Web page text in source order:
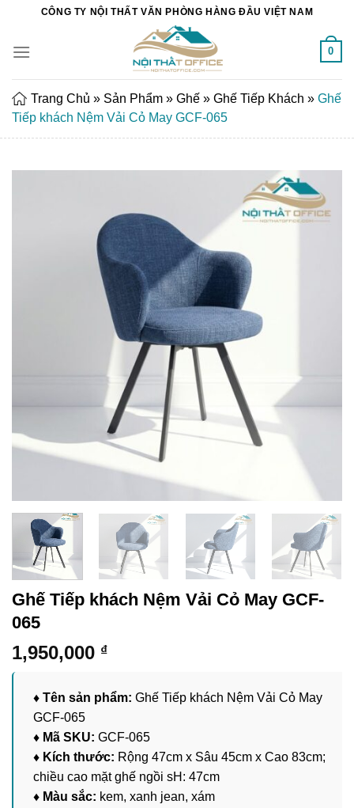
Chuyển
nội
CÔNG TY NỘI THẤT VĂN PHÒNG HÀNG ĐẦU VIỆT NAM
0
Trang Chủ » Sản Phẩm » Ghế » Ghế Tiếp Khách » Ghế
Tiếp khách Nệm Vải Cỏ May GCF-065
Ghế Tiếp khách Nệm Vải Cỏ May GCF-
065
1,950,000 ₫
♦ Tên sản phẩm: Ghế Tiếp khách Nệm Vải Cỏ May
GCF-065
♦ Mã SKU: GCF-065
♦ Kích thước: Rộng 47cm x Sâu 45cm x Cao 83cm;
chiều cao mặt ghế ngồi sH: 47cm
♦ Màu sắc: kem, xanh jean, xám